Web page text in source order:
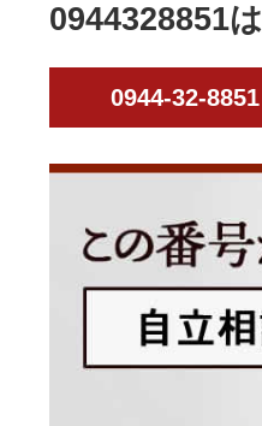
0944328851
0944-32-